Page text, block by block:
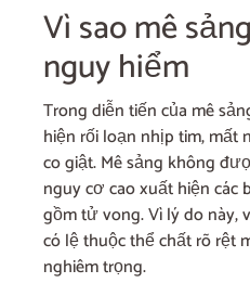
Vì sao mê
nguy hiểm
Trong diễn tiến của mê
hiện rối loạn nhịp tim, mất
co giật. Mê sảng không
nguy cơ cao xuất hiện các
gồm tử vong. Vì lý do
có lệ thuộc thể chất rõ rệt
nghiêm trọng.